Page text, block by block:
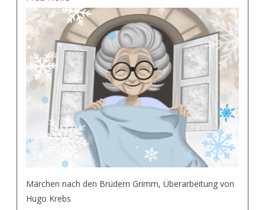
Märchen nach den Brüdern Grimm, Überarbeitung von
Hugo Krebs